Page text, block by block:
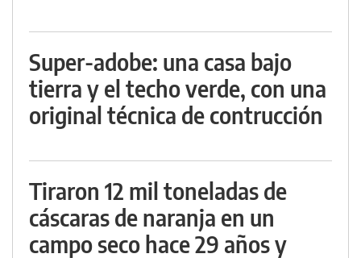
Super-adobe: una casa bajo
tierra y el techo verde, con una
original técnica de contrucción
Tiraron 12 mil toneladas de
cáscaras de naranja en un
campo seco hace 29 años y